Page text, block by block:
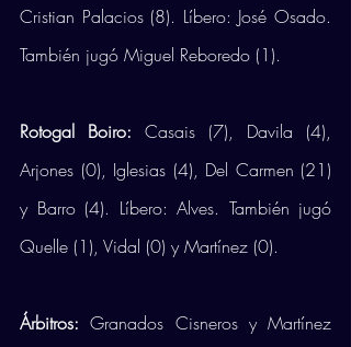
Cristian Palacios (8). Líbero: José Osado.
También jugó Miguel Reboredo (1).
Rotogal Boiro: Casais (7), Davila (4),
Arjones (0), Iglesias (4), Del Carmen (21)
y Barro (4). Líbero: Alves. También jugó
Quelle (1), Vidal (0) y Martínez (0).
Árbitros: Granados Cisneros y Martínez